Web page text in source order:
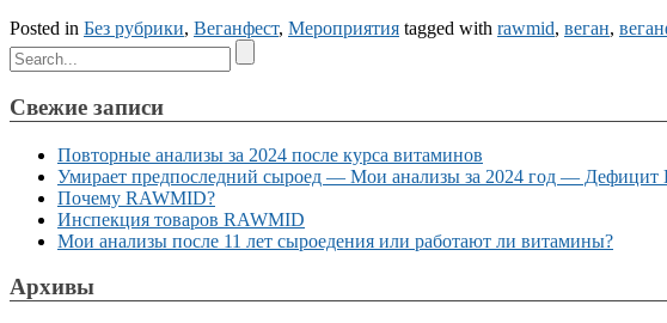
Posted in Без рубрики, Веганфест, Мероприятия tagged with rawmid, веган,
Свежие записи
Повторные анализы за 2024 после курса витаминов
Умирает предпоследний сыроед — Мои анализы за 2024 год — Дефицит
Почему RAWMID?
Инспекция товаров RAWMID
Мои анализы после 11 лет сыроедения или работают ли витамины?
Архивы